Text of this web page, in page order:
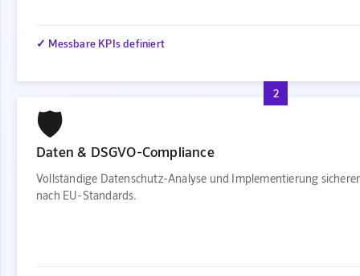
✓ Messbare KPIs definiert
2
🛡️
Daten & DSGVO-Compliance
Vollständige Datenschutz-Analyse und Implementierung
nach EU-Standards.